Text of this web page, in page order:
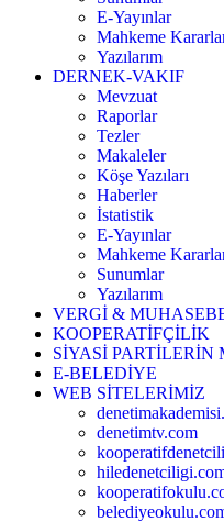
E-Yayınlar
Mahkeme
Yazılarım
DERNEK-VAKIF
Mevzuat
Raporlar
Tezler
Makaleler
Köşe Yazıları
Haberler
İstatistik
E-Yayınlar
Mahkeme
Sunumlar
Yazılarım
VERGİ &
KOOPERATİFÇİLİK
SİYASİ
E-BELEDİYE
WEB SİTELERİMİZ
denetimtv.com